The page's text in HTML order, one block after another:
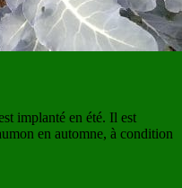
implanté en été. Il est
en automne, à condition